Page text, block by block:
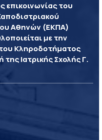
επικοινωνίας του
Αθηνών (ΕΚΠΑ)
με την
Κληροδοτήματος
Ιατρικής Σχολής Γ.